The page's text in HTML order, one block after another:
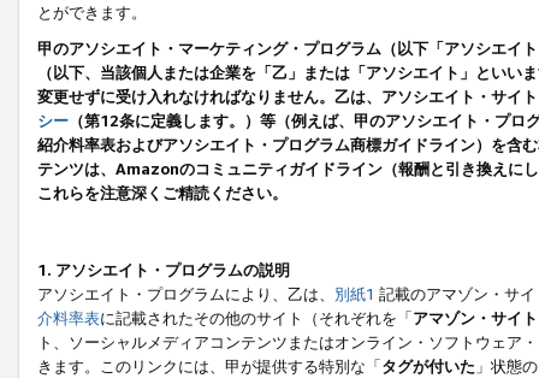
とができます。
甲のアソシエイト・マーケティング・プログラム（以下「アソシエイ
（以下、当該個人または企業を「乙」または「アソシエイト」とい
変更せずに受け入れなければなりません。乙は、アソシエイト・サイ
シー （第12条に定義します。）等（例えば、甲のアソシエイト・プ
紹介料率表およびアソシエイト・プログラム商標ガイドライン）を
テンツは、Amazonのコミュニティガイドライン（報酬と引き換えに
これらを注意深くご精読ください。
1. アソシエイト・プログラムの説明
アソシエイト・プログラムにより、乙は、 別紙1 記載のアマゾン・サ
介料率表に記載されたその他のサイト（それぞれを「アマゾン・サイト
ト、ソーシャルメディアコンテンツまたはオンライン・ソフトウェア
きます。このリンクには、甲が提供する特別な「タグが付いた 」状態